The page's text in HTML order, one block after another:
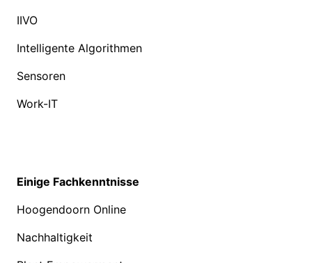
IIVO
Intelligente Algorithmen
Sensoren
Work-IT
Einige Fachkenntnisse
Hoogendoorn Online
Nachhaltigkeit